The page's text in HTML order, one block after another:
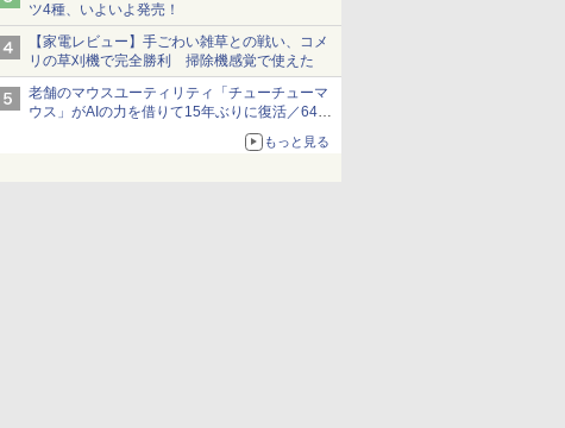
ツ4種、いよいよ発売！
【家電レビュー】手ごわい雑草との戦い、コメ
リの草刈機で完全勝利 掃除機感覚で使えた
老舗のマウスユーティリティ「チューチューマ
ウス」がAIの力を借りて15年ぶりに復活／64bit
化、Windows 10/11、「Chrome」も走り回
る。復活記念で2026年末まで500円
もっと見る